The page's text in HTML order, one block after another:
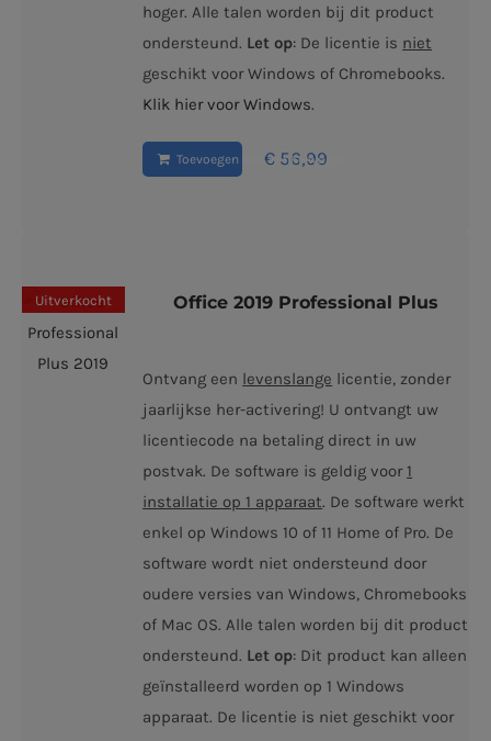
hoger. Alle talen worden bij dit product
ondersteund. Let op: De licentie is niet
geschikt voor Windows of Chromebooks.
Klik hier voor Windows.
€ 56,99
Toevoegen aan winkelwagen
Uitverkocht Office 2019 Professional Plus
Ontvang een levenslange licentie, zonder
jaarlijkse her-activering! U ontvangt uw
licentiecode na betaling direct in uw
postvak. De software is geldig voor 1
installatie op 1 apparaat. De software werkt
enkel op Windows 10 of 11 Home of Pro. De
software wordt niet ondersteund door
oudere versies van Windows, Chromebooks
of Mac OS. Alle talen worden bij dit product
ondersteund. Let op: Dit product kan alleen
geïnstalleerd worden op 1 Windows
apparaat. De licentie is niet geschikt voor